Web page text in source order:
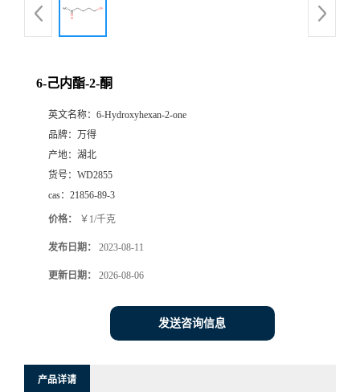
6-己内酯-2-酮
英文名称： 6-Hydroxyhexan-2-one
品牌： 万得
产地： 湖北
货号： WD2855
cas： 21856-89-3
价格： ￥1/千克
发布日期： 2023-08-11
更新日期： 2026-08-06
发送咨询信息
产品详请